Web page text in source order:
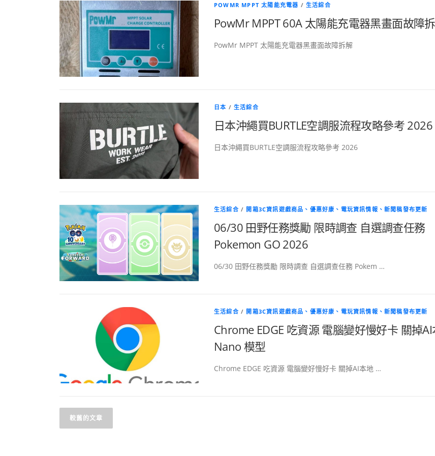
POWMR MPPT 太陽能充電器 /生活綜合
PowMr MPPT 60A 太陽能充電器黑畫面故障
PowMr MPPT 太陽能充電器黑畫面故障拆解
日本 /生活綜合
日本沖繩買BURTLE空調服流程攻略參考 2026
日本沖繩買BURTLE空調服流程攻略參考 2026
生活綜合 / 開箱3C資訊遊戲商品、優惠好康、電玩資訊情報、新聞稿發布更新
06/30 田野任務獎勵 限時調查 自選調查任務
Pokemon GO 2026
06/30 田野任務獎勵 限時調查 自選調查任務 Pokem …
生活綜合 / 開箱3C資訊遊戲商品、優惠好康、電玩資訊情報、新聞稿發布更新
Chrome EDGE 吃資源 電腦變好慢好卡 關掉
Nano 模型
Chrome EDGE 吃資源 電腦變好慢好卡 關掉AI本地 …
文
章較舊的文章